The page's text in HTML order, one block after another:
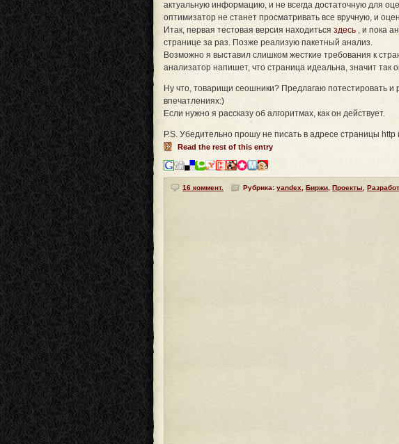
актуальную информацию, и не всегда достаточную для
оптимизатор не станет просматривать все вручную, и
Итак, первая тестовая версия находиться здесь , и пока
странице за раз. Позже реализую пакетный анализ.
Возможно я выставил слишком жесткие требования к
анализатор напишет, что страница идеальна, значит так
Ну что, товарищи сеошники? Предлагаю потестировать и
впечатлениях:)
Если нужно я рассказу об алгоритмах, как он действует.
P.S. Убедительно прошу не писать в адресе страницы http
Read the rest of this entry
16 коммент. Рубрика: yandex Биржи Проекты